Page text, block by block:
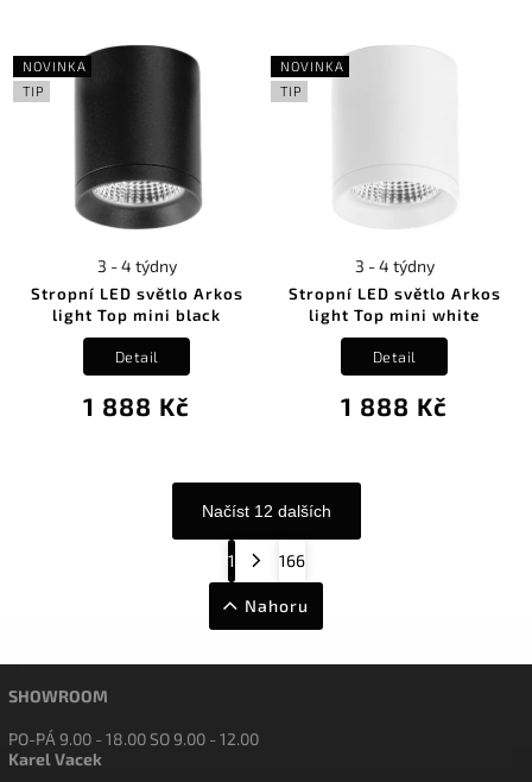
NOVINKA
TIP
Stropní LED světlo Arkos
light Top mini black
3 - 4 týdny
1 888 Kč
Detail
NOVINKA
TIP
Stropní LED světlo Arkos
light Top mini white
3 - 4 týdny
1 888 Kč
Detail
Načíst 12 dalších
1 166
Nahoru
SHOWROOM
PO-PÁ 9.00 - 18.00 SO 9.00 - 12.00
Karel Vacek